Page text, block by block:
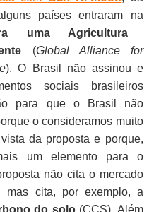
países entraram na
uma Agricultura
(Global Alliance for
). O Brasil não assinou e
sociais brasileiros
para que o Brasil não
o consideramos muito
da proposta e porque,
um elemento para o
não cita o mercado
mas cita, por exemplo, a
do solo(CCS). Além